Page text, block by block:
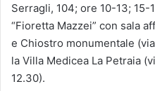
Serragli, 104; ore 10-13; 15-
“Fioretta Mazzei” con sala
e Chiostro monumentale
la Villa Medicea La Petraia
12.30).